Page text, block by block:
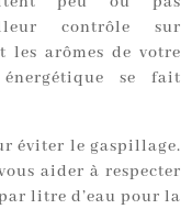
contrôle sur
les arômes de votre
se fait
éviter le gaspillage.
aider à respecter
litre d’eau pour la